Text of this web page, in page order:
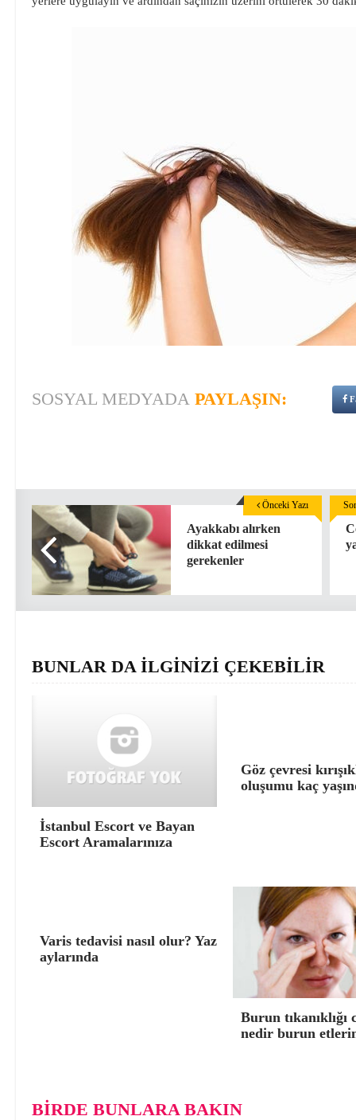
SOSYAL MEDYADA PAYLAŞIN:
Ayakkabı alırken
dikkat edilmesi
gerekenler
Önceki Yazı
BUNLAR DA İLGİNİZİ ÇEKEBİLİR
İstanbul Escort ve Bayan
Escort Aramalarınıza
Göz çevresi
oluşumu kaç
Varis tedavisi nasıl olur? Yaz
aylarında
Burun tıkanıklığı
nedir burun
BİRDE BUNLARA BAKIN